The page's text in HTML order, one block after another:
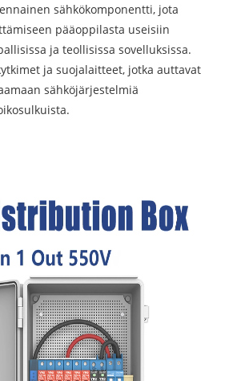
sähkökomponentti, jota
pääoppilasta useisiin
ja teollisissa sovelluksissa.
ja suojalaitteet, jotka auttavat
sähköjärjestelmiä